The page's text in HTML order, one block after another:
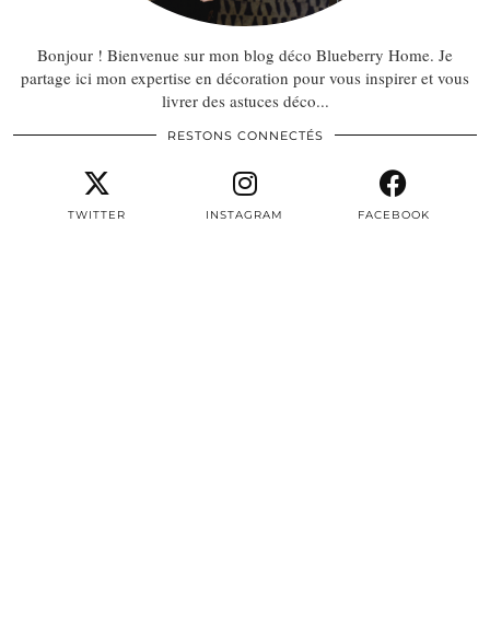
Bonjour ! Bienvenue sur mon blog déco Blueberry Home. Je
partage ici mon expertise en décoration pour vous inspirer et vous
livrer des astuces déco...
RESTONS CONNECTÉS
TWITTER INSTAGRAM FACEBOOK